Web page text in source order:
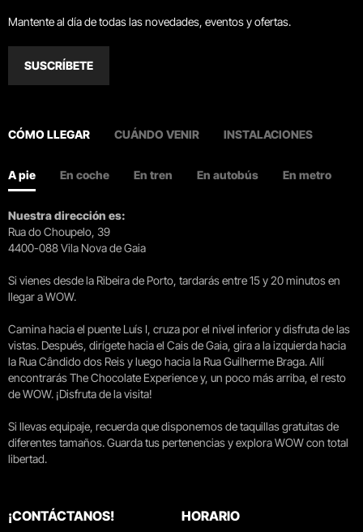
Mantente al día de todas las novedades, eventos y ofertas.
SUSCRÍBETE
CÓMO LLEGAR CUÁNDO VENIR INSTALACIONES
A pie En coche En tren En autobús En metro
Nuestra dirección es:
Rua do Choupelo, 39
4400-088 Vila Nova de Gaia
Si vienes desde la Ribeira de Porto, tardarás entre 15 y 20 minutos en
llegar a WOW.
Camina hacia el puente Luís I, cruza por el nivel inferior y disfruta de las
vistas. Después, dirígete hacia el Cais de Gaia, gira a la izquierda hacia
la Rua Cândido dos Reis y luego hacia la Rua Guilherme Braga. Allí
encontrarás The Chocolate Experience y, un poco más arriba, el resto
de WOW. ¡Disfruta de la visita!
Si llevas equipaje, recuerda que disponemos de taquillas gratuitas de
diferentes tamaños. Guarda tus pertenencias y explora WOW con total
libertad.
¡CONTÁCTANOS! HORARIO